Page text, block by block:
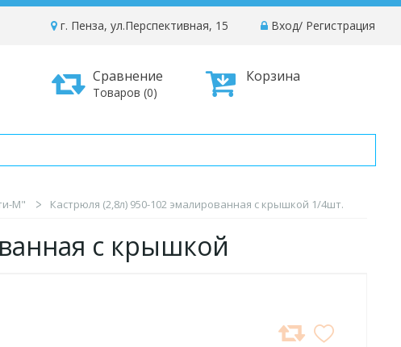
Вход/ Регистрация
г. Пенза, ул.Перспективная, 15
Корзина
Сравнение
Товаров (0)
М" Кастрюля (2,8л) 950-102 эмалированная с крышкой 1/4шт.
с крышкой